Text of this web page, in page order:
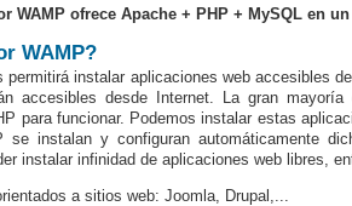
WAMP ofrece Apache + PHP + MySQL en
WAMP?
permitirá instalar aplicaciones web accesibles
accesibles desde Internet. La gran
para funcionar. Podemos instalar estas
se instalan y configuran automáticamente
instalar infinidad de aplicaciones web libres,
a sitios web: Joomla, Drupal,...